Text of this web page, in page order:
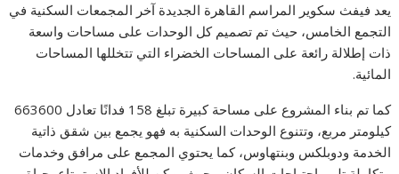
يعد فيفث سكوير المراسم القاهرة الجديدة آخر المجمعات السكنية في
التجمع الخامس، حيث تم تصميم كل الوحدات على مساحات واسعة
ذات إطلالة رائعة على المساحات الخضراء التي تتخللها المساحات
المائية.
كما تم بناء المشروع على مساحة كبيرة تبلغ 158 فدانًا تعادل 663600
كيلومتر مربع، وتتنوع الوحدات السكنية به فهو يجمع بين شقق ذاتية
الخدمة ودوبلكس وبنتهاوس، كما يحتوي المجمع على مرافق وخدمات